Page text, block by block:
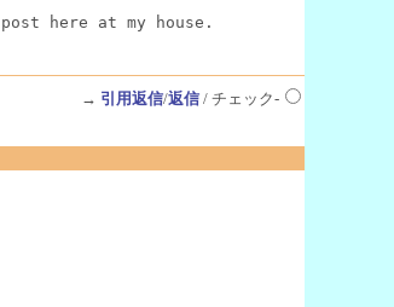
here at my house.
→ 引用返信/返信/ チェック-